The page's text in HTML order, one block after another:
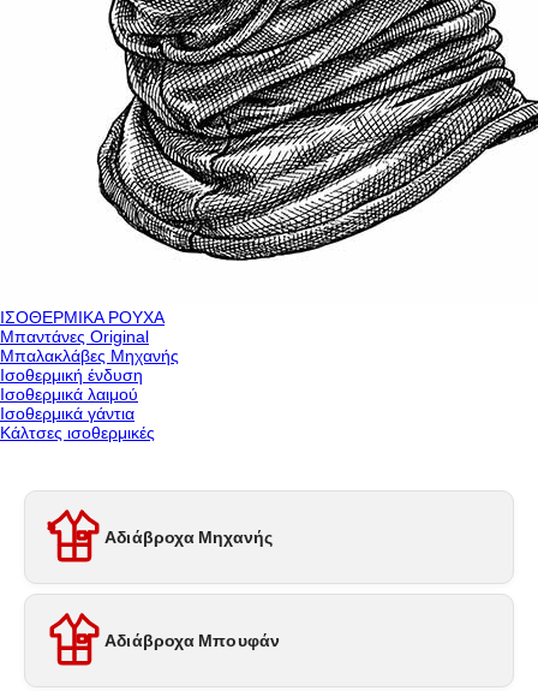
ΙΣΟΘΕΡΜΙΚΑ ΡΟΥΧΑ
Μπαντάνες Original
Μπαλακλάβες Μηχανής
Ισοθερμική ένδυση
Ισοθερμικά λαιμού
Ισοθερμικά γάντια
Κάλτσες ισοθερμικές
Αδιάβροχα Μηχανής
Αδιάβροχα Μπουφάν